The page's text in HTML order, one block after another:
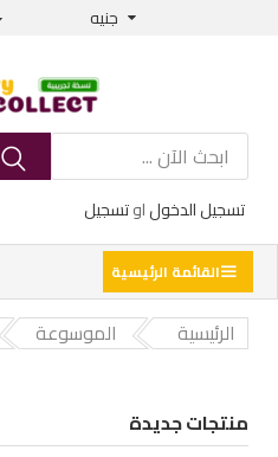
جنيه
تسجيل الدخولاوتسجيل
القائمة الرئيسية
الرئيسية الموسوعة
منتجات جديدة